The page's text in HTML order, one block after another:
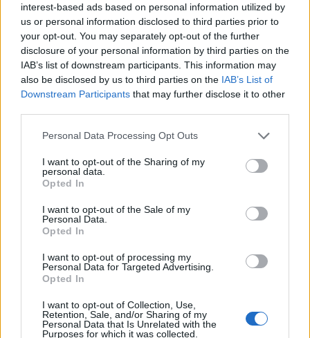
interest-based ads based on personal information utilized by
us or personal information disclosed to third parties prior to
your opt-out. You may separately opt-out of the further
disclosure of your personal information by third parties on the
IAB’s list of downstream participants. This information may
also be disclosed by us to third parties on the IAB’s List of
Downstream Participants that may further disclose it to other
Personal Data Processing Opt Outs
I want to opt-out of the Sharing of my
personal data.
Opted In
I want to opt-out of the Sale of my
Personal Data.
Opted In
I want to opt-out of processing my
Personal Data for Targeted Advertising.
Opted In
I want to opt-out of Collection, Use,
Retention, Sale, and/or Sharing of my
Personal Data that Is Unrelated with the
Purposes for which it was collected.
ἀδύνατο σέ τούτη τήν ἐποχή νά τά βγάλουν
πέρα ὅσο νά τό θέλουν καί ὅσο νά προσπαθοῦν.
Μόνο ὁ Θεός καί ἡ Παναγία μας μποροῦν νά
βοηθήσουν, ὥστε νά ξεπερνοῦν τίς δυσκολίες
καί νά προχωροῦν χωρίς νά ἀποκάμουν, γι᾿ αὐτό
Στήν ἀγκαλιά Της εὑρίσκουν καταφύγιο καί
παίρνουν δύναμη οἱ ἀφοσιωμένοι στή λατρεία
τοῦ Θεοῦ ῾Ιερεῖς καί Μοναχοί, γι᾿ αὐτό πάλι ὁ
ὑμνογράφος τήν ὀνομάζει «καύχημα σεβάσμιον
῾Ιερέων εὐλαβῶν», ἐνῶ οἱ ἴδιοι εὐλαβικά
45 φορές τό ὄνομά Της κάθε μέρα.
᾿Ακόμη σέ μιά ἀπό τίς χίλιες ἀγκαλιές Της
μποροῦν νά καταφύγουν, νά ξεκουραστοῦν καί